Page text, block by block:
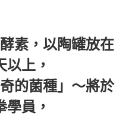
素，以陶罐放在
以上，
的菌種」～將於
學員，